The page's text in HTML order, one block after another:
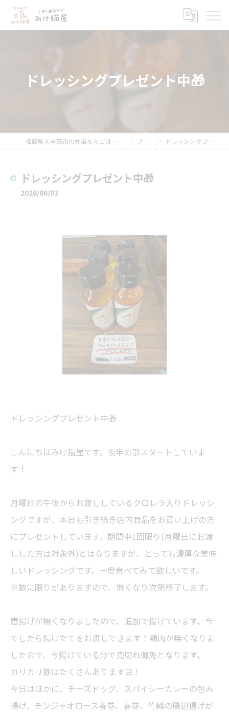
ドレッシングプレゼント中🎁
福岡県大牟田市の弁当ならごはんとおかず みけ猫屋 ブログ ドレッシングプレゼント中🎁
ドレッシングプレゼント中🎁
2026/06/03
ドレッシングプレゼント中🎁
こんにちはみけ猫屋です。後半の部スタートしていま
す！
月曜日の午後からお渡ししているクロレラ入りドレッシ
ングですが、本日も引き続き店内商品をお買い上げの方
にプレゼントしています。期間中1回限り(月曜日にお渡
しした方は対象外)とはなりますが、とっても濃厚な美味
しいドレッシングです。一度食べてみて欲しいです。
※数に限りがありますので、無くなり次第終了します。
唐揚げが無くなりましたので、追加で揚げています。今
でしたら揚げたてをお渡しできます！鶏肉が無くなりま
したので、今揚げている分で売切れ御免となります。
カリカリ豚はたくさんありますヨ！
今日はほかに、チーズドッグ、スパイシーカレーの包み
揚げ、チンジャオロース春巻、春巻、竹輪の磯辺揚げが